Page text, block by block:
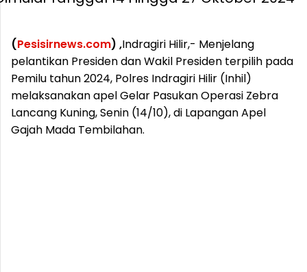
(Pesisirnews.com) ,Indragiri Hilir,- Menjelang
pelantikan Presiden dan Wakil Presiden terpilih pada
Pemilu tahun 2024, Polres Indragiri Hilir (Inhil)
melaksanakan apel Gelar Pasukan Operasi Zebra
Lancang Kuning, Senin (14/10), di Lapangan Apel
Gajah Mada Tembilahan.